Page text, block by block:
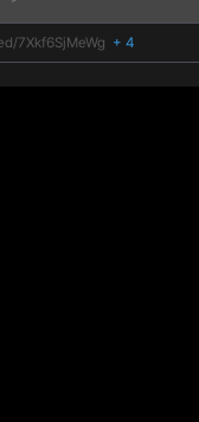
7Xkf6SjMeWg + 4